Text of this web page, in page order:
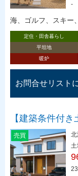
-
海、ゴルフ、スキー
定住・田舎暮らし
平坦地
暖炉
お問合せリスト
【建築条件付
売買
北